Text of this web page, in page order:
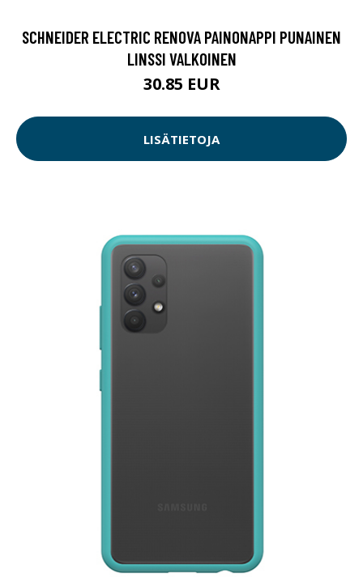
SCHNEIDER ELECTRIC RENOVA PAINONAPPI PUNAINEN
LINSSI VALKOINEN
30.85 EUR
LISÄTIETOJA